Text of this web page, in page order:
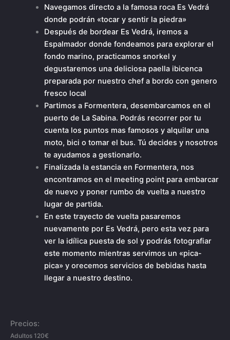
Navegamos directo a la famosa roca Es Vedrá
donde podrán «tocar y sentir la piedra»
Después de bordear Es Vedrá, iremos a
Espalmador donde fondeamos para explorar el
fondo marino, practicamos snorkel y
degustaremos una deliciosa paella ibicenca
preparada por nuestro chef a bordo con genero
fresco local
Partimos a Formentera, desembarcamos en el
puerto de La Sabina. Podrás recorrer por tu
cuenta los puntos mas famosos y alquilar una
moto, bici o tomar el bus. Tú decides y nosotros
te ayudamos a gestionarlo.
Finalizada la estancia en Formentera, nos
encontramos en el meeting point para embarcar
de nuevo y poner rumbo de vuelta a nuestro
lugar de partida.
En este trayecto de vuelta pasaremos
nuevamente por Es Vedrá, pero esta vez para
ver la idílica puesta de sol y podrás fotografiar
este momento mientras servimos un «pica-
pica» y orecemos servicios de bebidas hasta
llegar a nuestro destino.
Precios:
Adultos 120€